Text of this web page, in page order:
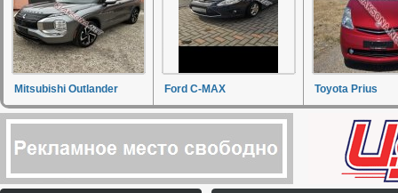
Mitsubishi Outlander Ford C-MAX Toyota Prius